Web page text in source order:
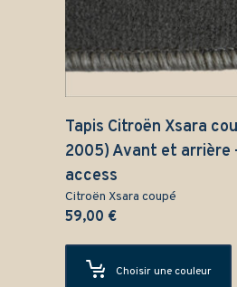
Tapis Citroën Xsara
2005) Avant et arrière
access
Citroën Xsara coupé
59,00 €
Choisir une couleur